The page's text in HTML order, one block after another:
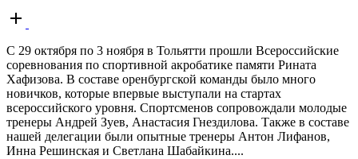
Open
post
С 29 октября по 3 ноября в Тольятти прошли Всероссийские
соревнования по спортивной акробатике памяти Рината
Хафизова. В составе оренбургской команды было много
новичков, которые впервые выступали на стартах
всероссийского уровня. Спортсменов сопровождали молодые
тренеры Андрей Зуев, Анастасия Гнездилова. Также в составе
нашей делегации были опытные тренеры Антон Лифанов,
Инна Решинская и Светлана Шабайкина....